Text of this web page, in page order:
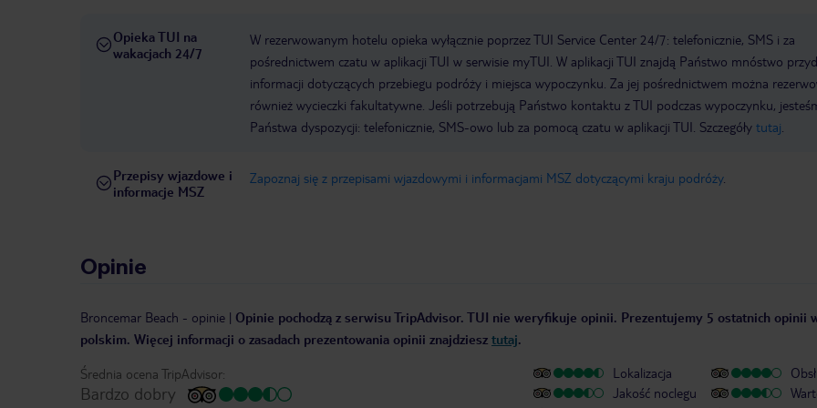
Opieka TUI na
wakacjach 24/7
W rezerwowanym hotelu opieka wyłącznie poprzez TUI Service Center 24/7: telefonicznie, SMS i za
pośrednictwem czatu w aplikacji TUI w serwisie myTUI. W aplikacji TUI znajdą Państwo mnóstwo
informacji dotyczących przebiegu podróży i miejsca wypoczynku. Za jej pośrednictwem można
również wycieczki fakultatywne. Jeśli potrzebują Państwo kontaktu z TUI podczas wypoczynku,
Państwa dyspozycji: telefonicznie, SMS-owo lub za pomocą czatu w aplikacji TUI. Szczegóły tutaj
Przepisy wjazdowe i
informacje MSZ
Zapoznaj się z przepisami wjazdowymi i informacjami MSZ dotyczącymi kraju podróży.
Opinie
Broncemar Beach - opinie | Opinie pochodzą z serwisu TripAdvisor. TUI nie weryfikuje opinii. Prezentujemy 5 ostatnich opinii
polskim. Więcej informacji o zasadach prezentowania opinii znajdziesz tutaj.
Średnia ocena TripAdvisor:
Bardzo dobry
Lokalizacja
Jakość noclegu